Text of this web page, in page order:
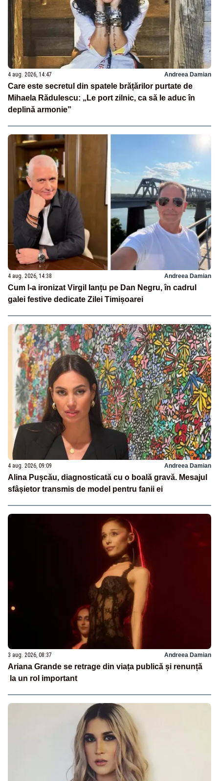
4 aug. 2026, 14:47 Andreea Damian
Care este secretul din spatele brățărilor purtate de
Mihaela Rădulescu: „Le port zilnic, ca să le aduc în
deplină armonie”
4 aug. 2026, 14:38 Andreea Damian
Cum l-a ironizat Virgil Ianțu pe Dan Negru, în cadrul
galei festive dedicate Zilei Timișoarei
4 aug. 2026, 09:09 Andreea Damian
Alina Pușcău, diagnosticată cu o boală gravă. Mesajul
sfâșietor transmis de model pentru fanii ei
3 aug. 2026, 08:37 Andreea Damian
Ariana Grande se retrage din viața publică și renunță
la un rol important